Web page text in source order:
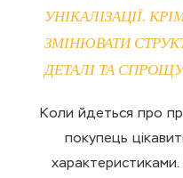
УНІКАЛІЗАЦІЇ.
ЗМІНЮВАТИ
ДЕТАЛІ ТА
Коли йдеться про
покупець